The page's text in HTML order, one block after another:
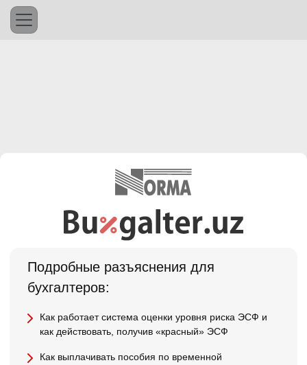
Подробные разъяснения для
бухгалтеров:
Как работает система оценки уровня риска ЭСФ и
как действовать, получив «красный» ЭСФ
Как выплачивать пособия по временной